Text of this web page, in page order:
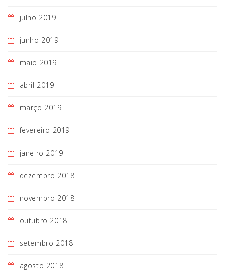
julho 2019
junho 2019
maio 2019
abril 2019
março 2019
fevereiro 2019
janeiro 2019
dezembro 2018
novembro 2018
outubro 2018
setembro 2018
agosto 2018